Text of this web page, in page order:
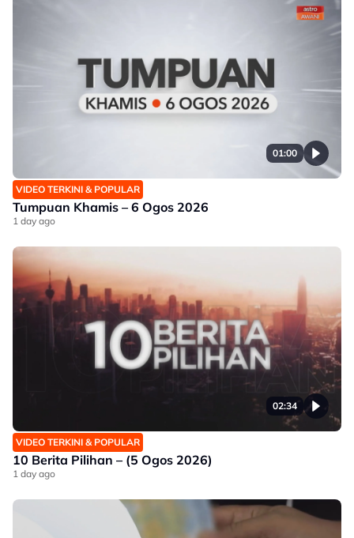
01:00
VIDEO TERKINI & POPULAR
Tumpuan Khamis – 6 Ogos 2026
1 day ago
02:34
VIDEO TERKINI & POPULAR
10 Berita Pilihan – (5 Ogos 2026)
1 day ago